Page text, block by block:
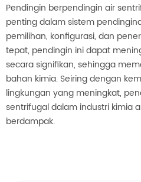
Pendingin berpendingin air
penting dalam sistem
pemilihan, konfigurasi, dan
tepat, pendingin ini dapat
secara signifikan, sehingga
bahan kimia. Seiring dengan
lingkungan yang meningkat,
sentrifugal dalam industri kimia
berdampak.